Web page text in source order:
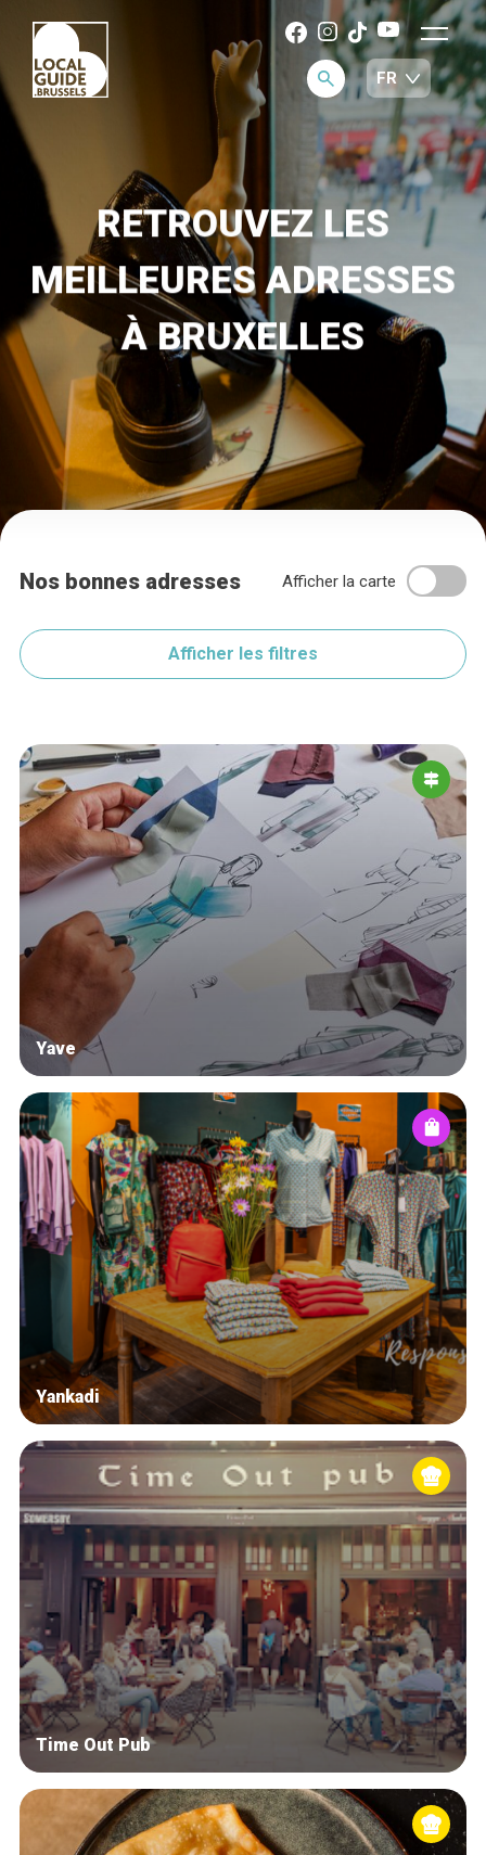
RETROUVEZ LES
MEILLEURES ADRESSES
À BRUXELLES
Nos bonnes adresses Afficher la carte
Afficher les filtres
Yave
Yankadi
Time Out Pub